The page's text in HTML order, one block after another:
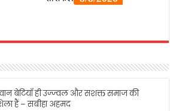
बेटियाँ ही उज्ज्वल और सशक्त समाज की
हैं – सबीहा अहमद